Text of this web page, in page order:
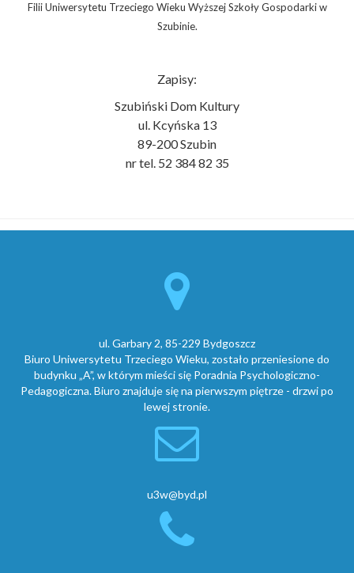
Filii Uniwersytetu Trzeciego Wieku Wyższej Szkoły Gospodarki w
Szubinie.
Zapisy:
Szubiński Dom Kultury
ul. Kcyńska 13
89-200 Szubin
nr tel. 52 384 82 35
ul. Garbary 2, 85-229 Bydgoszcz
Biuro Uniwersytetu Trzeciego Wieku, zostało przeniesione do
budynku „A”, w którym mieści się Poradnia Psychologiczno-
Pedagogiczna. Biuro znajduje się na pierwszym piętrze - drzwi po
lewej stronie.
u3w@byd.pl